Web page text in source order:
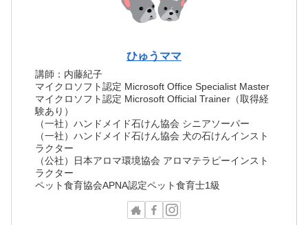
ひゅうママ
講師：内藤紀子
マイクロソフト認定 Microsoft Office Specialist Master
マイクロソフト認定 Microsoft Official Trainer（取得経
験あり）
（一社）ハンドメイド石けん協会 シニアソーパー
（一社）ハンドメイド石けん協会 犬の石けんインスト
ラクター
（公社）日本アロマ環境協会 アロマテラピーインスト
ラクター
ペット食育協会APNA認定ペット食育士1級